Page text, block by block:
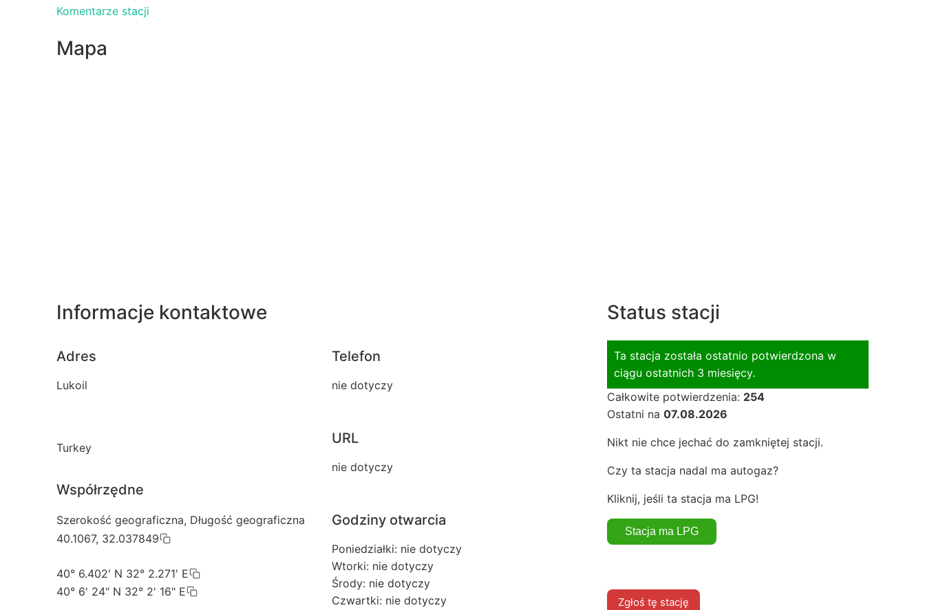
Komentarze stacji
Mapa
Informacje kontaktowe
Adres
Lukoil
Turkey
Współrzędne
Szerokość geograficzna, Długość geograficzna
40.1067, 32.037849
40° 6.402' N 32° 2.271' E
40° 6' 24" N 32° 2' 16" E
Telefon
nie dotyczy
URL
nie dotyczy
Godziny otwarcia
Poniedziałki: nie dotyczy
Wtorki: nie dotyczy
Środy: nie dotyczy
Czwartki: nie dotyczy
Status stacji
Ta stacja została ostatnio potwierdzona w
ciągu ostatnich 3 miesięcy.
Całkowite potwierdzenia: 254
Ostatni na 07.08.2026
Nikt nie chce jechać do zamkniętej stacji.
Czy ta stacja nadal ma autogaz?
Kliknij, jeśli ta stacja ma LPG!
Zgłoś tę stację